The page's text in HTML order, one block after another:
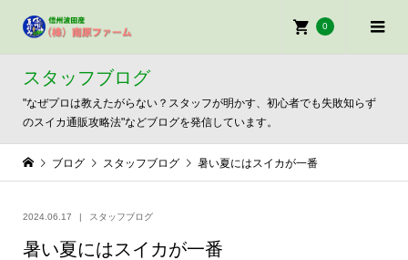
0
スタッフブログ
"なぜプロは教えたがらない？スタッフが明かす、初心者でも失敗知らず
のスイカ通販攻略法"などブログを発信しています。
ブログ スタッフブログ 暑い夏にはスイカが一番
2024.06.17 スタッフブログ
暑い夏にはスイカが一番